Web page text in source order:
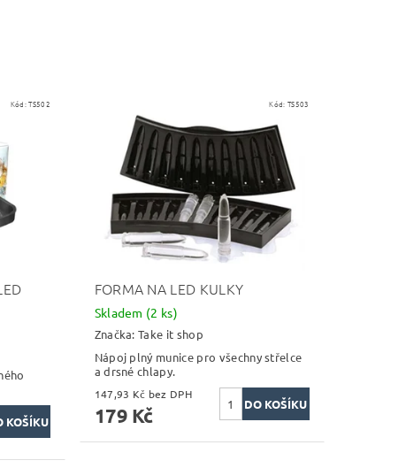
Kód:TS502 Kód:TS503
FORMA NA LED KULKY
Skladem (2 ks)
Značka:Take it shop
Nápoj plný munice pro všechny střelce
a drsné chlapy.
147,93 Kč bez DPH
179 Kč